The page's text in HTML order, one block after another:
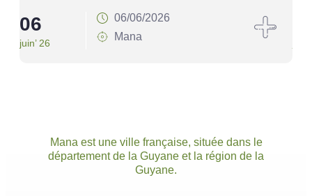
06
juin’ 26
06/06/2026
Mana
Mana est une ville française, située dans le
département de la Guyane et la région de la
Guyane.